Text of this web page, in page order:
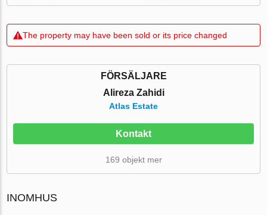
The property may have been sold or its price changed
FÖRSÄLJARE
Alireza Zahidi
Atlas Estate
Kontakt
169 objekt mer
INOMHUS